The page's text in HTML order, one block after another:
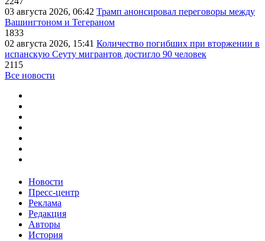
03 августа 2026, 06:42 Трамп анонсировал переговоры между
Вашингтоном и Тегераном
1833
02 августа 2026, 15:41 Количество погибших при вторжении в
испанскую Сеуту мигрантов достигло 90 человек
2115
Все новости
Новости
Пресс-центр
Реклама
Редакция
Авторы
История